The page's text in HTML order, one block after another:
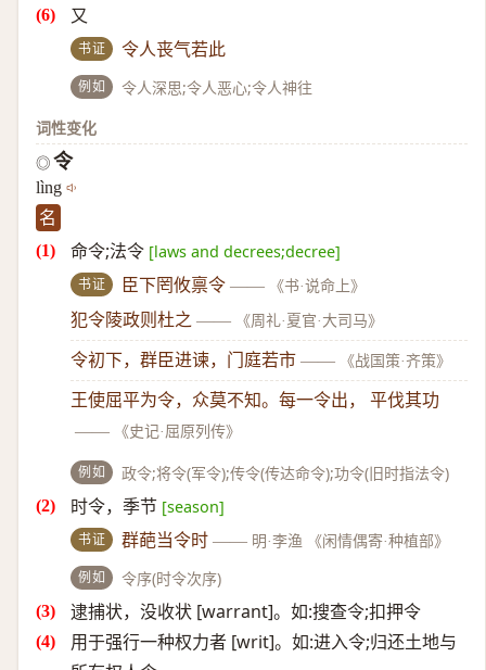
又
书证
令人丧气若此
例如
令人深思;令人恶心;令人神往
词性变化
◎ 令
lìng
名
命令;法令 [laws and decrees;decree]
书证 臣下罔攸禀令 —— 《书·说命上》
犯令陵政则杜之 —— 《周礼·夏官·大司马》
令初下，群臣进谏，门庭若市 —— 《战国策·齐策》
王使屈平为令，众莫不知。每一令出， 平伐其功
——
《史记·屈原列传》
例如 政令;将令(军令);传令(传达命令);功令(旧时指法令)
时令，季节 [season]
书证 群葩当令时 —— 明·李渔 《闲情偶寄·种植部》
例如 令序(时令次序)
逮捕状，没收状 [warrant]。如:搜查令;扣押令
用于强行一种权力者 [writ]。如:进入令;归还土地与